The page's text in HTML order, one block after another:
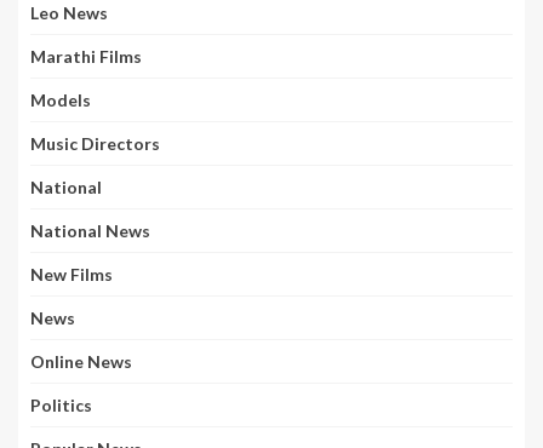
Leo News
Marathi Films
Models
Music Directors
National
National News
New Films
News
Online News
Politics